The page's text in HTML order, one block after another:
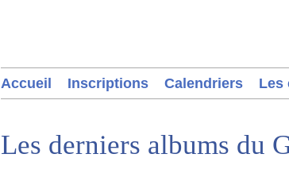
Accueil Inscriptions Calendriers Les
Les derniers albums du